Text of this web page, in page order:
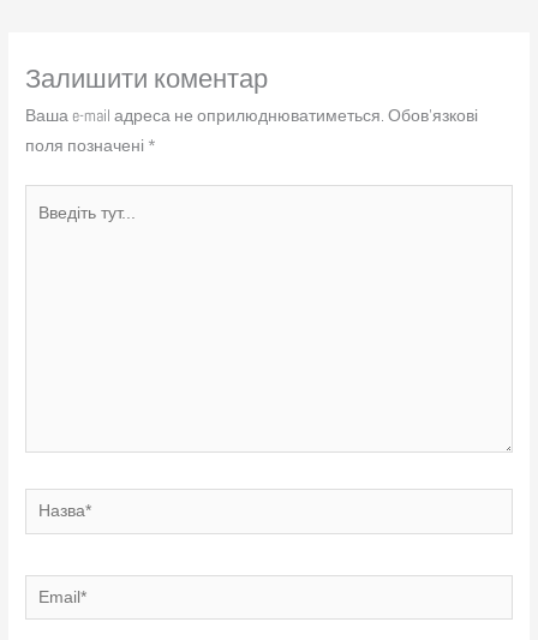
Залишити коментар
Ваша e-mail адреса не оприлюднюватиметься. Обов’язкові
поля позначені *
Назва*
Email*